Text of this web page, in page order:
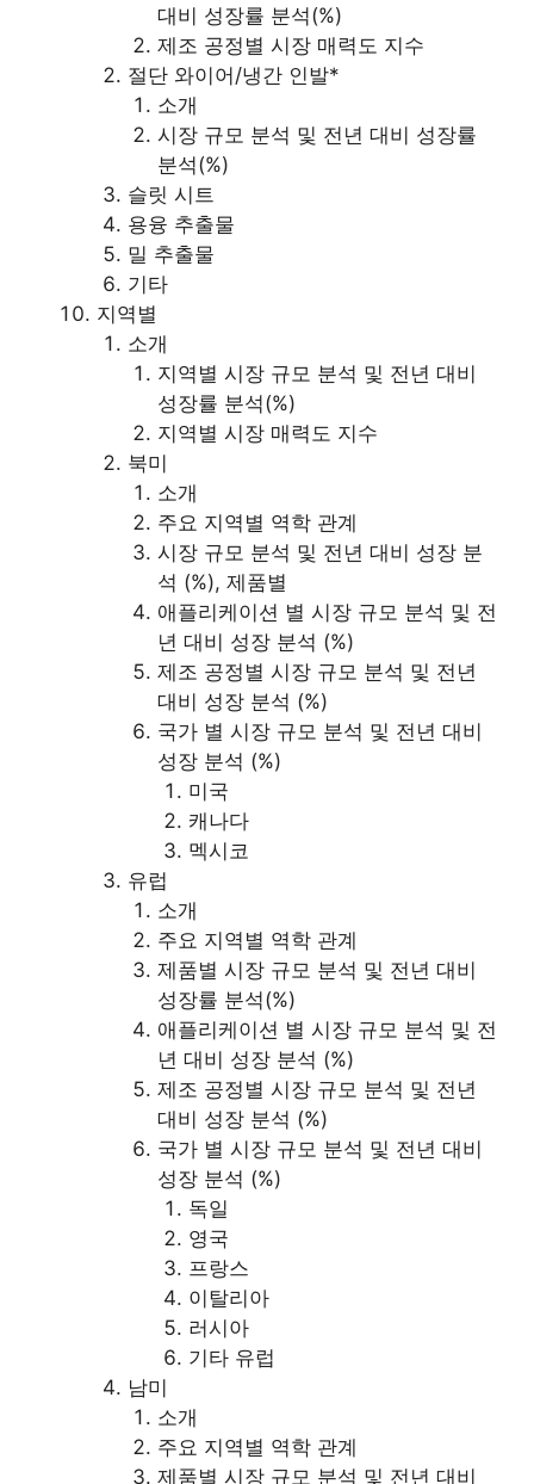
대비 성장률 분석(%)
제조 공정별 시장 매력도 지수
절단 와이어/냉간 인발*
소개
시장 규모 분석 및 전년 대비 성장률
분석(%)
슬릿 시트
용융 추출물
밀 추출물
기타
지역별
소개
지역별 시장 규모 분석 및 전년 대비
성장률 분석(%)
지역별 시장 매력도 지수
북미
소개
주요 지역별 역학 관계
시장 규모 분석 및 전년 대비 성장 분
석 (%), 제품별
애플리케이션 별 시장 규모 분석 및 전
년 대비 성장 분석 (%)
제조 공정별 시장 규모 분석 및 전년
대비 성장 분석 (%)
국가 별 시장 규모 분석 및 전년 대비
성장 분석 (%)
미국
캐나다
멕시코
유럽
소개
주요 지역별 역학 관계
제품별 시장 규모 분석 및 전년 대비
성장률 분석(%)
애플리케이션 별 시장 규모 분석 및 전
년 대비 성장 분석 (%)
제조 공정별 시장 규모 분석 및 전년
대비 성장 분석 (%)
국가 별 시장 규모 분석 및 전년 대비
성장 분석 (%)
독일
영국
프랑스
이탈리아
러시아
기타 유럽
남미
소개
주요 지역별 역학 관계
제품별 시장 규모 분석 및 전년 대비